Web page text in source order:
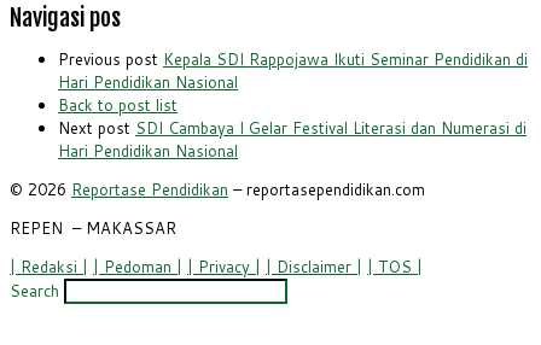
Navigasi pos
Previous post Kepala SDI Rappojawa Ikuti Seminar Pendidikan di
Hari Pendidikan Nasional
Back to post list
Next post SDI Cambaya I Gelar Festival Literasi dan Numerasi di
Hari Pendidikan Nasional
© 2026 Reportase Pendidikan – reportasependidikan.com
REPEN – MAKASSAR
| Redaksi | | Pedoman | | Privacy | | Disclaimer | | TOS |
Search